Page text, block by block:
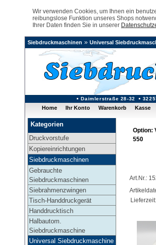
Wir verwenden Cookies, um Ihnen ein
reibungslose Funktion unseres Shops
Ihrer Daten finden Sie in unserer
Daimlerstraße 28-32
Siebdruckmaschinen » Universal
Home Ihr Konto Warenkorb Kasse
Kategorien
Druckvorstufe
Kopiereinrichtungen
Siebdruckmaschinen
Gebrauchte
Siebdruckmaschinen
Siebrahmenzwingen
Tisch-Handdruckgerät
Handdrucktisch
Halbautom.
Siebdruckmaschine
Universal Siebdruckmaschine
Option:
550
Art.Nr.:
Lieferzeit: